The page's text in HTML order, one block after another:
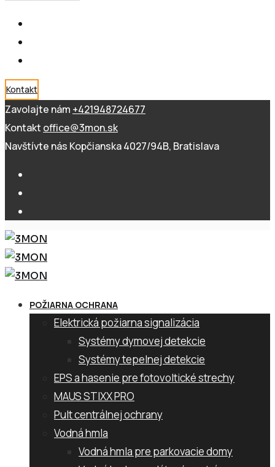
Kontakt
Zavolajte nám +421948724677
Kontakt office@3mon.sk
Navštívte nás Kopčianska 4027/94B, Bratislava
POŽIARNA OCHRANA
Elektrická požiarna signalizácia
Systémy dymovej detekcie
Systémy tepelnej detekcie
EPS a hasenie pre fotovoltické strechy
MAUS STIXX PRO
Pult centrálnej ochrany
Vodná hmla
Vodná hmla pre parkovacie domy